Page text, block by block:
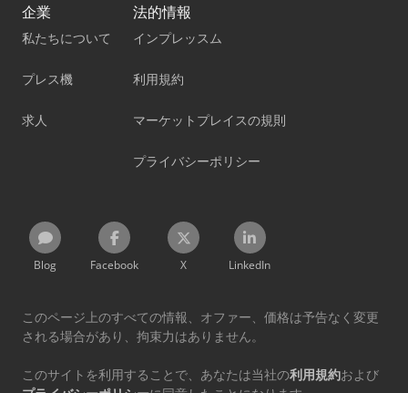
企業
私たちについて
プレス機
求人
法的情報
インプレッスム
利用規約
マーケットプレイスの規則
プライバシーポリシー
Blog Facebook X LinkedIn
このページ上のすべての情報、オファー、価格は予告なく変更
される場合があり、拘束力はありません。
このサイトを利用することで、あなたは当社の利用規約および